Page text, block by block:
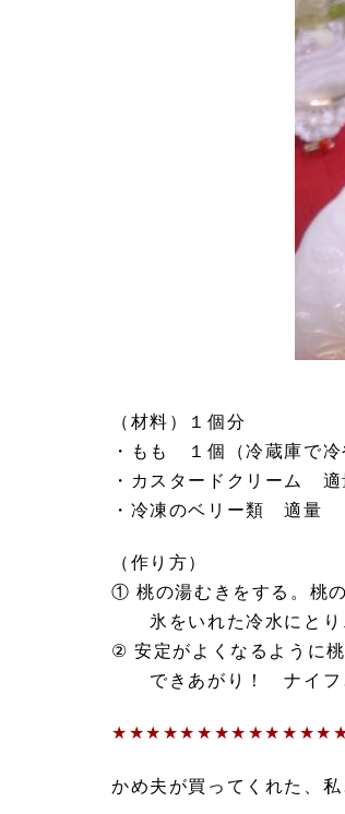
（材料）１個分
・もも １個（冷蔵庫で冷
・カスタードクリーム 適
・冷凍のベリー類 適量
（作り方）
① 桃の湯むきをする。桃
氷をいれた冷水にとり
② 安定がよくなるように
できあがり！ ナイフ
かめ夫が買ってくれた、